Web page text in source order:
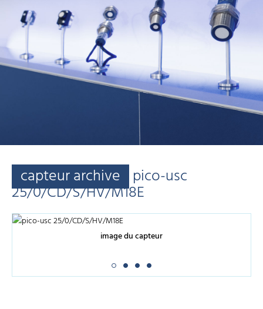
capteur archive pico-usc
25/0/CD/S/HV/M18E
image du capteur